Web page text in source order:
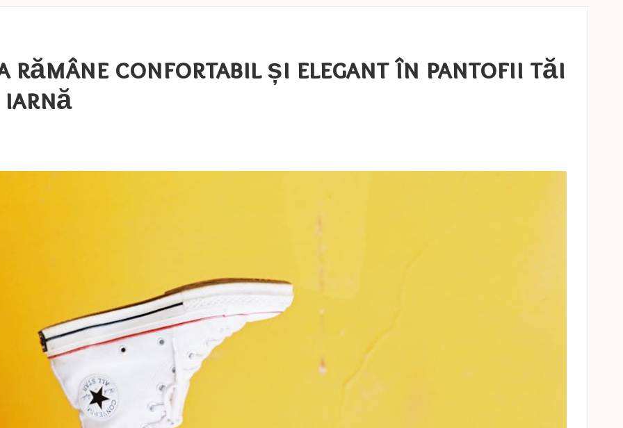
rămâne confortabil și elegant în pantofii tăi
iarnă